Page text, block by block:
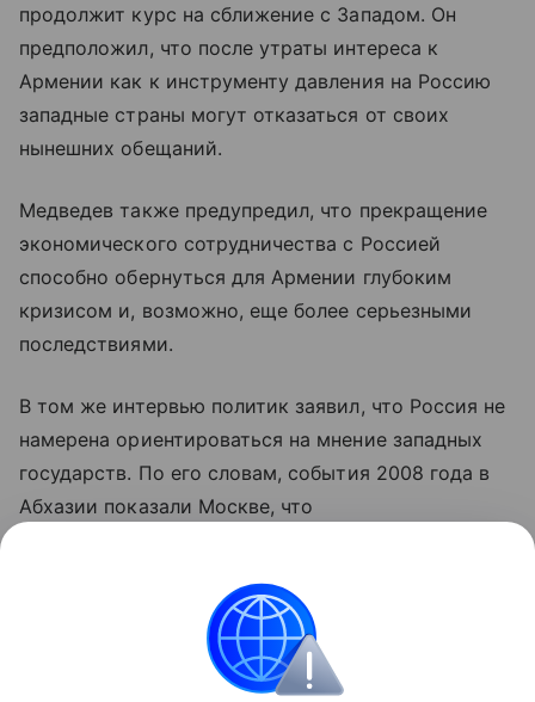
продолжит курс на сближение с Западом. Он
предположил, что после утраты интереса к
Армении как к инструменту давления на Россию
западные страны могут отказаться от своих
нынешних обещаний.
Медведев также предупредил, что прекращение
экономического сотрудничества с Россией
способно обернуться для Армении глубоким
кризисом и, возможно, еще более серьезными
последствиями.
В том же интервью политик заявил, что Россия не
намерена ориентироваться на мнение западных
государств. По его словам, события 2008 года в
Абхазии показали Москве, что
Грузия Россия